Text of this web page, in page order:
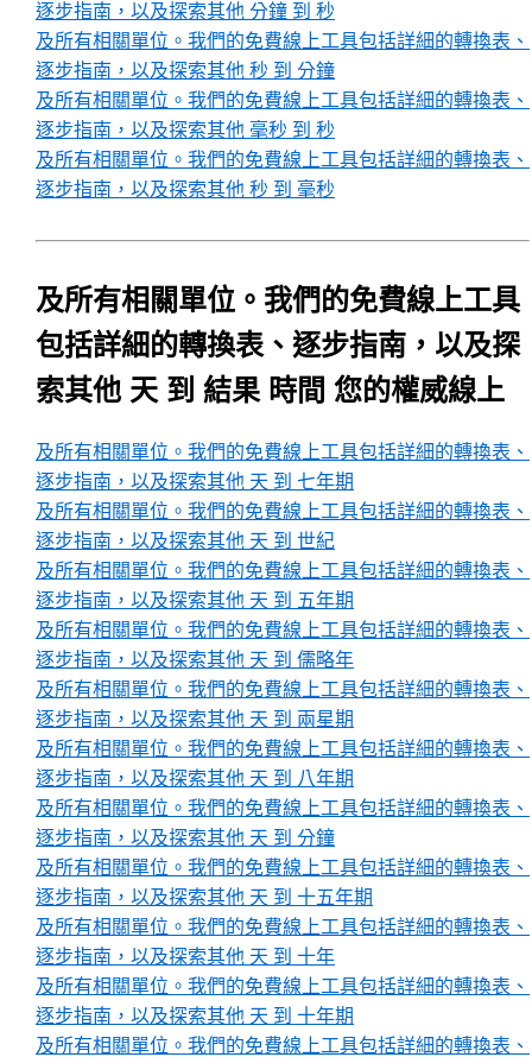
逐步指南，以及探索其他 分鐘 到 秒
及所有相關單位。我們的免費線上工具包括詳細的轉換表、
逐步指南，以及探索其他 秒 到 分鐘
及所有相關單位。我們的免費線上工具包括詳細的轉換表、
逐步指南，以及探索其他 毫秒 到 秒
及所有相關單位。我們的免費線上工具包括詳細的轉換表、
逐步指南，以及探索其他 秒 到 毫秒
及所有相關單位。我們的免費線上工具
包括詳細的轉換表、逐步指南，以及探
索其他 天 到 結果 時間 您的權威線上
及所有相關單位。我們的免費線上工具包括詳細的轉換表、
逐步指南，以及探索其他 天 到 七年期
及所有相關單位。我們的免費線上工具包括詳細的轉換表、
逐步指南，以及探索其他 天 到 世紀
及所有相關單位。我們的免費線上工具包括詳細的轉換表、
逐步指南，以及探索其他 天 到 五年期
及所有相關單位。我們的免費線上工具包括詳細的轉換表、
逐步指南，以及探索其他 天 到 儒略年
及所有相關單位。我們的免費線上工具包括詳細的轉換表、
逐步指南，以及探索其他 天 到 兩星期
及所有相關單位。我們的免費線上工具包括詳細的轉換表、
逐步指南，以及探索其他 天 到 八年期
及所有相關單位。我們的免費線上工具包括詳細的轉換表、
逐步指南，以及探索其他 天 到 分鐘
及所有相關單位。我們的免費線上工具包括詳細的轉換表、
逐步指南，以及探索其他 天 到 十五年期
及所有相關單位。我們的免費線上工具包括詳細的轉換表、
逐步指南，以及探索其他 天 到 十年
及所有相關單位。我們的免費線上工具包括詳細的轉換表、
逐步指南，以及探索其他 天 到 十年期
及所有相關單位。我們的免費線上工具包括詳細的轉換表、